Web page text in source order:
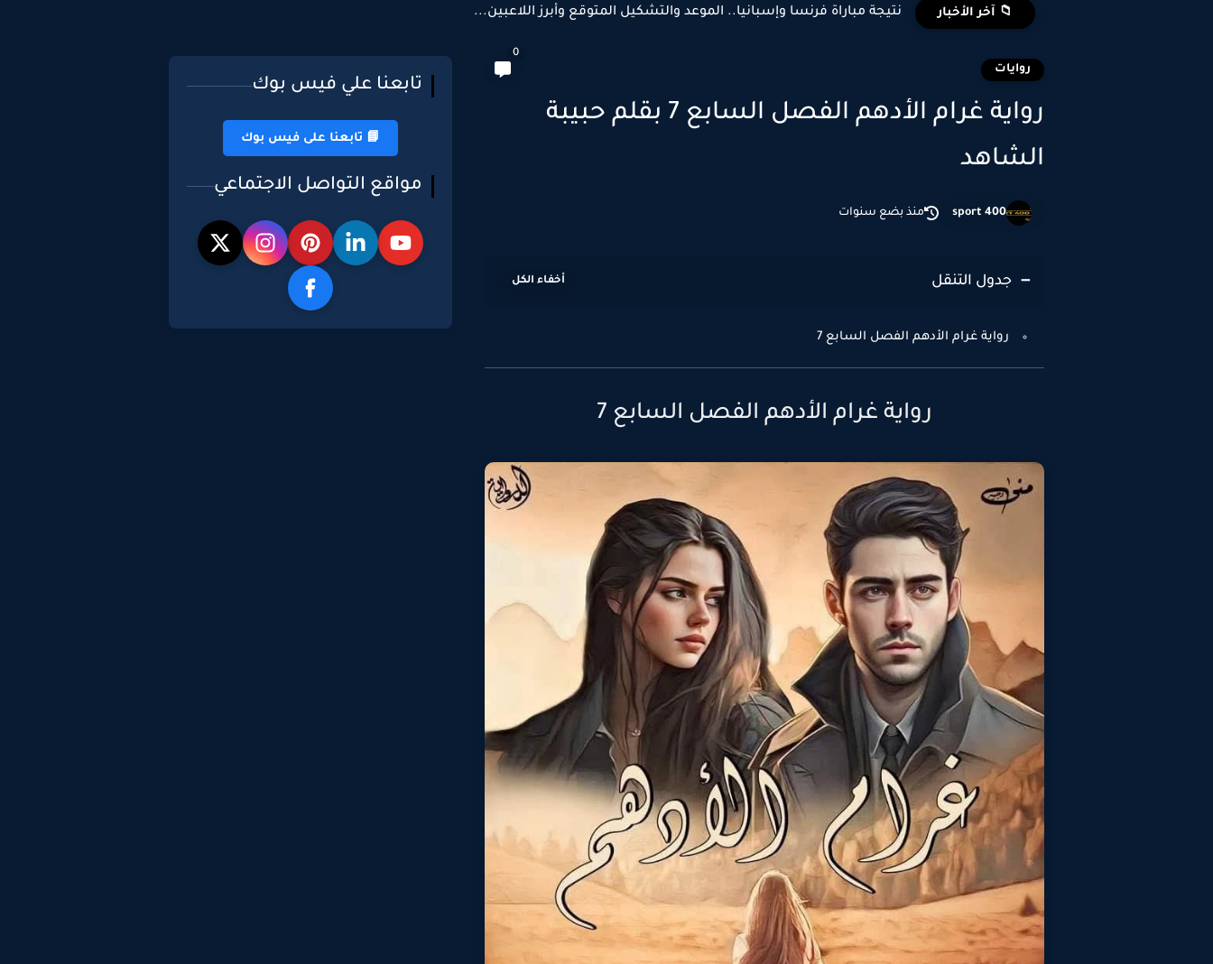
📁 آخر الأخبار نتيجة مباراة فرنسا وإسبانيا.. الموعد والتشكيل المتوقع وأبرز اللاعبين...
روايات
0
رواية غرام الأدهم الفصل السابع 7 بقلم حبيبة
الشاهد
sport 400 منذ بضع سنوات
جدول التنقل
رواية غرام الأدهم الفصل السابع 7
رواية غرام الأدهم الفصل السابع 7
تابعنا علي فيس بوك
📘 تابعنا على فيس بوك
مواقع التواصل الاجتماعي